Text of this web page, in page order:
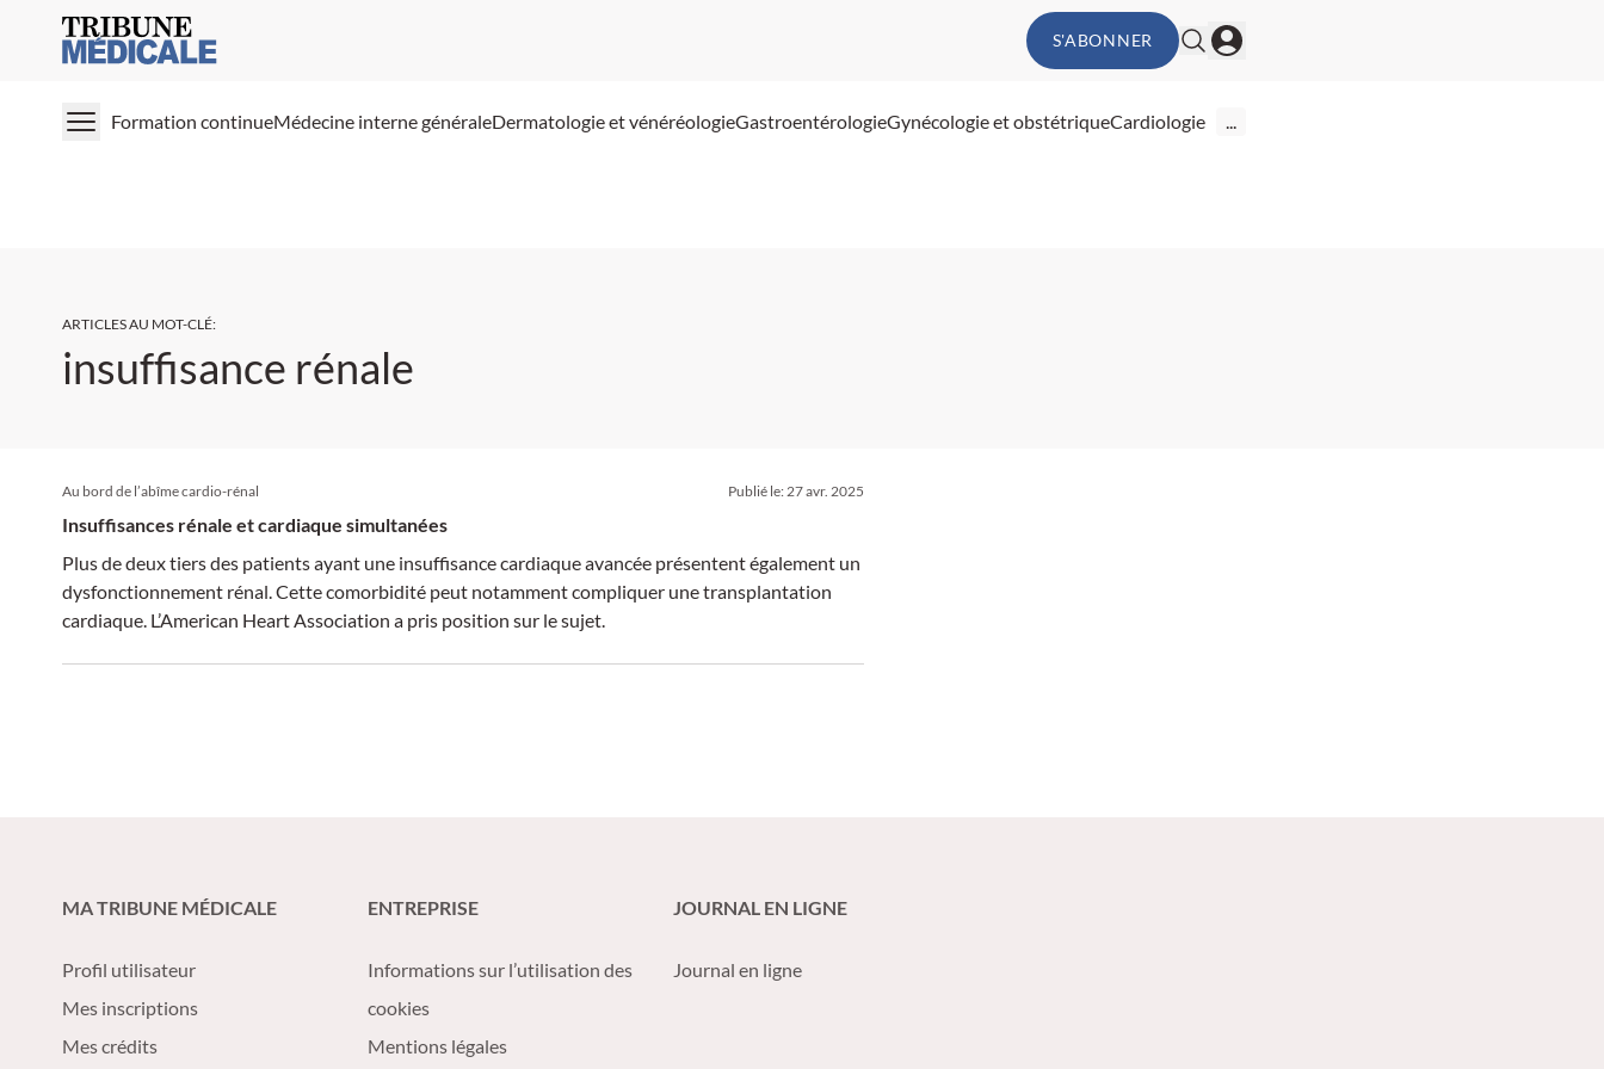
Medical Tribune S'ABONNER
Formation continueMédecine interne généraleDermatologie et vénéréologieGastroentérologieGynécologie et obstétriqueCardiologie ...
ARTICLES AU MOT-CLÉ:
insuffisance rénale
Au bord de l’abîme cardio-rénal Publié le:27 avr. 2025
Insuffisances rénale et cardiaque simultanées
Plus de deux tiers des patients ayant une insuffisance cardiaque avancée présentent également un
dysfonctionnement rénal. Cette comorbidité peut notamment compliquer une transplantation
cardiaque. L’American Heart Association a pris position sur le sujet.
MA TRIBUNE MÉDICALE
Profil utilisateur
Mes inscriptions
Mes crédits
ENTREPRISE
Informations sur l’utilisation des
cookies
Mentions légales
JOURNAL EN LIGNE
Journal en ligne